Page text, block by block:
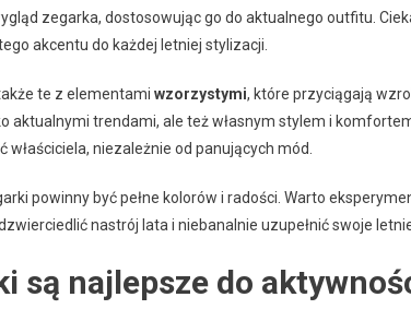
zegarka, dostosowując go do aktualnego outfitu.
akcentu do każdej letniej stylizacji.
te z elementami wzorzystymi, które przyciągają
aktualnymi trendami, ale też własnym stylem i
niezależnie od panujących mód.
powinny być pełne kolorów i radości. Warto
nastrój lata i niebanalnie uzupełnić swoje
są najlepsze do